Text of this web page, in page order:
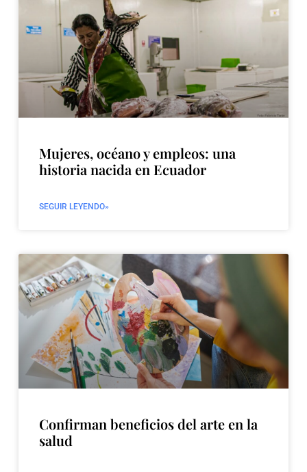
Mujeres, océano y empleos: una
historia nacida en Ecuador
SEGUIR LEYENDO»
Confirman beneficios del arte en la
salud